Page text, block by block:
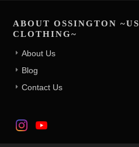
ABOUT OSSINGTON
CLOTHING~
About Us
Blog
Contact Us